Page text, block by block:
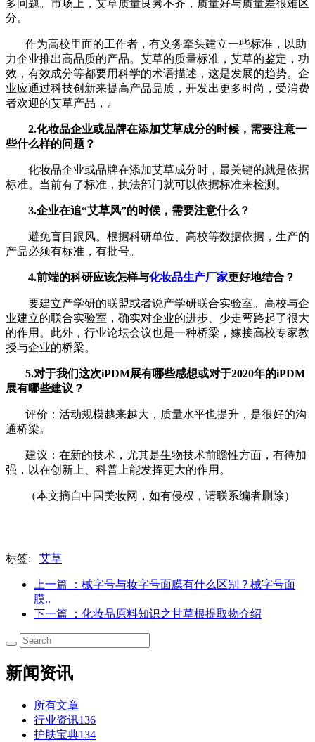
多问题。市场上，艾草质量良莠不齐，质量好与质量差很难区
分。
作为高校里面的工作者，有义务牵头建立一些标准，以助
力企业推出高品质的产品。艾草的质量标准，艾草的鉴定，功
效，有效成分等都要用科学的术语描述，这是发展的趋势。企
业应通过科技创新来提高产品品质，开发出更多时尚，受消费
者欢迎的艾草产品，。
2.化妆品企业或品牌在添加艾草成分的时候，需要注意一
些什么样的问题？
化妆品企业或品牌在添加艾草成分时，最关键的就是依据
标准。当前有了标准，执法部门就可以依据标准来检测。
3.企业在追“艾草风”的时候，需要注意什么？
避免盲目跟风。根据科研单位、高校等数据依据，生产的
产品必须有标准，有批号。
4.前端的科研应该怎样与化妆品生产厂家更好地结合？
要建立产学研的联盟或者说产学研联合实验室。高校与企
业建立的联合实验室，确实对企业的进步、少走弯路起了很大
的作用。此外，行业论坛会议也是一种桥梁，嫁接高校专家教
授与企业的桥梁。
5.对于我们这次iPDM展有哪些感想或对于2020年的iPDM
展有哪些建议？
评价：活动规模越来越大，质量水平也提升，是很好的沟
通桥梁。
建议：在新的技术，尤其是生物技术前瞻性方面，有待加
强，以在创新上、科普上能发挥更大的作用。
（本文摘自中国美妆网，如有侵权，请联系编者删除）
标签: 艾草
上一篇
：械字号与妆字号面膜有什么区别？械字号面
膜..
下一篇
：化妆品原料知识之甘草根提取物介绍
新闻资讯
所有文章
行业资讯136
护肤宝典134